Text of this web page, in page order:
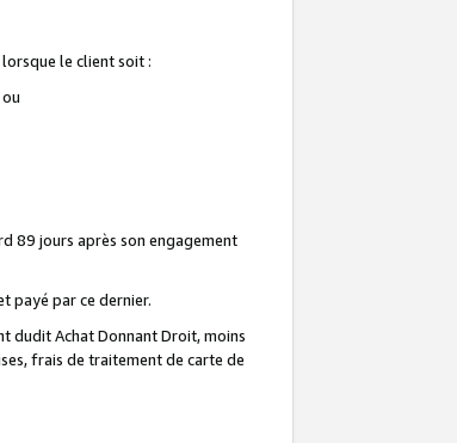
le client soit :
89 jours après son engagement
payé par ce dernier.
dudit Achat Donnant Droit, moins
frais de traitement de carte de